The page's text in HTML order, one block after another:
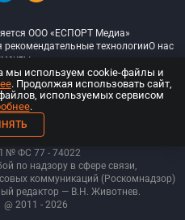
ООО «ЕСПОРТ Медиа»
технологииО нас
— Все права защищены
о регистрации средств массовой
№ ФС 77 - 74022
по надзору в сфере связи,
коммуникаций (Роскомнадзор)
редактор — В.Н. Животнев.
@ 2011 - 2026
мы используем cookie-файлы и
. Продолжая использовать сайт,
используемых сервисом
.